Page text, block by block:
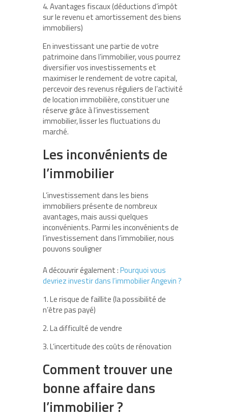
4. Avantages fiscaux (déductions d’impôt
sur le revenu et amortissement des biens
immobiliers)
En investissant une partie de votre
patrimoine dans l’immobilier, vous pourrez
diversifier vos investissements et
maximiser le rendement de votre capital,
percevoir des revenus réguliers de l’activité
de location immobilière, constituer une
réserve grâce à l’investissement
immobilier, lisser les fluctuations du
marché.
Les inconvénients de
l’immobilier
L’investissement dans les biens
immobiliers présente de nombreux
avantages, mais aussi quelques
inconvénients. Parmi les inconvénients de
l’investissement dans l’immobilier, nous
pouvons souligner
A découvrir également :Pourquoi vous
devriez investir dans l’immobilier Angevin ?
1. Le risque de faillite (la possibilité de
n’être pas payé)
2. La difficulté de vendre
3. L’incertitude des coûts de rénovation
Comment trouver une
bonne affaire dans
l’immobilier ?